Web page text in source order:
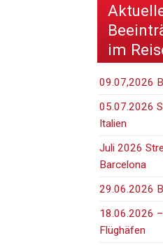
im
09.07,2026
05.07.2026
Italien
Juli 2026
Barcelona
29.06.2026
18.06.2026
Flüghäfen